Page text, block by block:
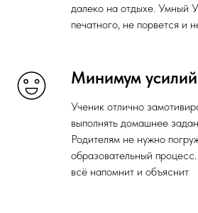
далеко на отдыхе. Умный
печатного, не порвется и
Минимум усилий
Ученик отлично
выполнять домашнее
Родителям не нужно
образовательный
всё напомнит и объяснит